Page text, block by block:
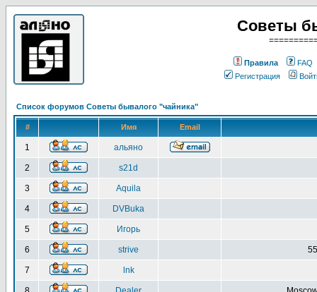
Советы
Правила
FAQ
Регистрация
Список форумов Советы бывалого "чайника"
# Имя Email
1 альяно
2 s21d
3 Aquila
4 DVBuka
5 Игорь
6 strive
7 lnk